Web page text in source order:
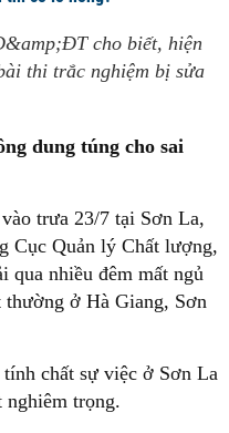
cho biết, hiện
thi trắc nghiệm bị sửa
dung túng cho sai
trưa 23/7 tại Sơn La,
Cục Quản lý Chất lượng,
nhiều đêm mất ngủ
ở Hà Giang, Sơn
chất sự việc ở Sơn La
nghiêm trọng.